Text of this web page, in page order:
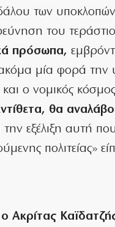
των
του
πρόσωπα,
μία φορά την
ο νομικός
θα
την εξέλιξη αυτή
πολιτείας»
ο Ακρίτας